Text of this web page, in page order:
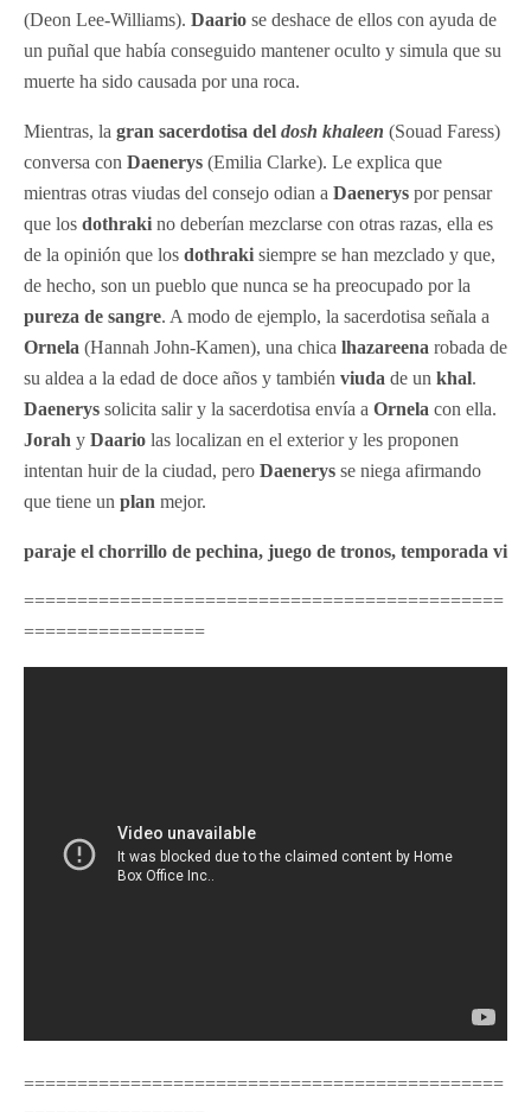
(Deon Lee-Williams). Daario se deshace de ellos con ayuda de
un puñal que había conseguido mantener oculto y simula que su
muerte ha sido causada por una roca.
Mientras, la gran sacerdotisa del dosh khaleen (Souad Faress)
conversa con Daenerys (Emilia Clarke). Le explica que
mientras otras viudas del consejo odian a Daenerys por pensar
que los dothraki no deberían mezclarse con otras razas, ella es
de la opinión que los dothraki siempre se han mezclado y que,
de hecho, son un pueblo que nunca se ha preocupado por la
pureza de sangre. A modo de ejemplo, la sacerdotisa señala a
Ornela (Hannah John-Kamen), una chica lhazareena robada de
su aldea a la edad de doce años y también viuda de un khal.
Daenerys solicita salir y la sacerdotisa envía a Ornela con ella.
Jorah y Daario las localizan en el exterior y les proponen
intentan huir de la ciudad, pero Daenerys se niega afirmando
que tiene un plan mejor.
paraje el chorrillo de pechina, juego de tronos, temporada vi
=============================================
=================
=============================================